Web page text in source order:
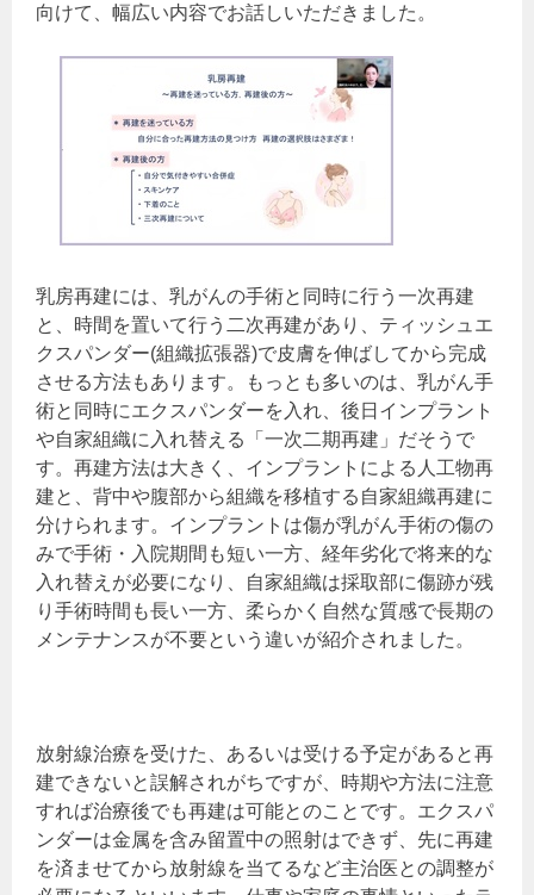
向けて、幅広い内容でお話しいただきました。
乳房再建には、乳がんの手術と同時に行う一次再建
と、時間を置いて行う二次再建があり、ティッシュエ
クスパンダー(組織拡張器)で皮膚を伸ばしてから完成
させる方法もあります。もっとも多いのは、乳がん手
術と同時にエクスパンダーを入れ、後日インプラント
や自家組織に入れ替える「一次二期再建」だそうで
す。再建方法は大きく、インプラントによる人工物再
建と、背中や腹部から組織を移植する自家組織再建に
分けられます。インプラントは傷が乳がん手術の傷の
みで手術・入院期間も短い一方、経年劣化で将来的な
入れ替えが必要になり、自家組織は採取部に傷跡が残
り手術時間も長い一方、柔らかく自然な質感で長期の
メンテナンスが不要という違いが紹介されました。
放射線治療を受けた、あるいは受ける予定があると再
建できないと誤解されがちですが、時期や方法に注意
すれば治療後でも再建は可能とのことです。エクスパ
ンダーは金属を含み留置中の照射はできず、先に再建
を済ませてから放射線を当てるなど主治医との調整が